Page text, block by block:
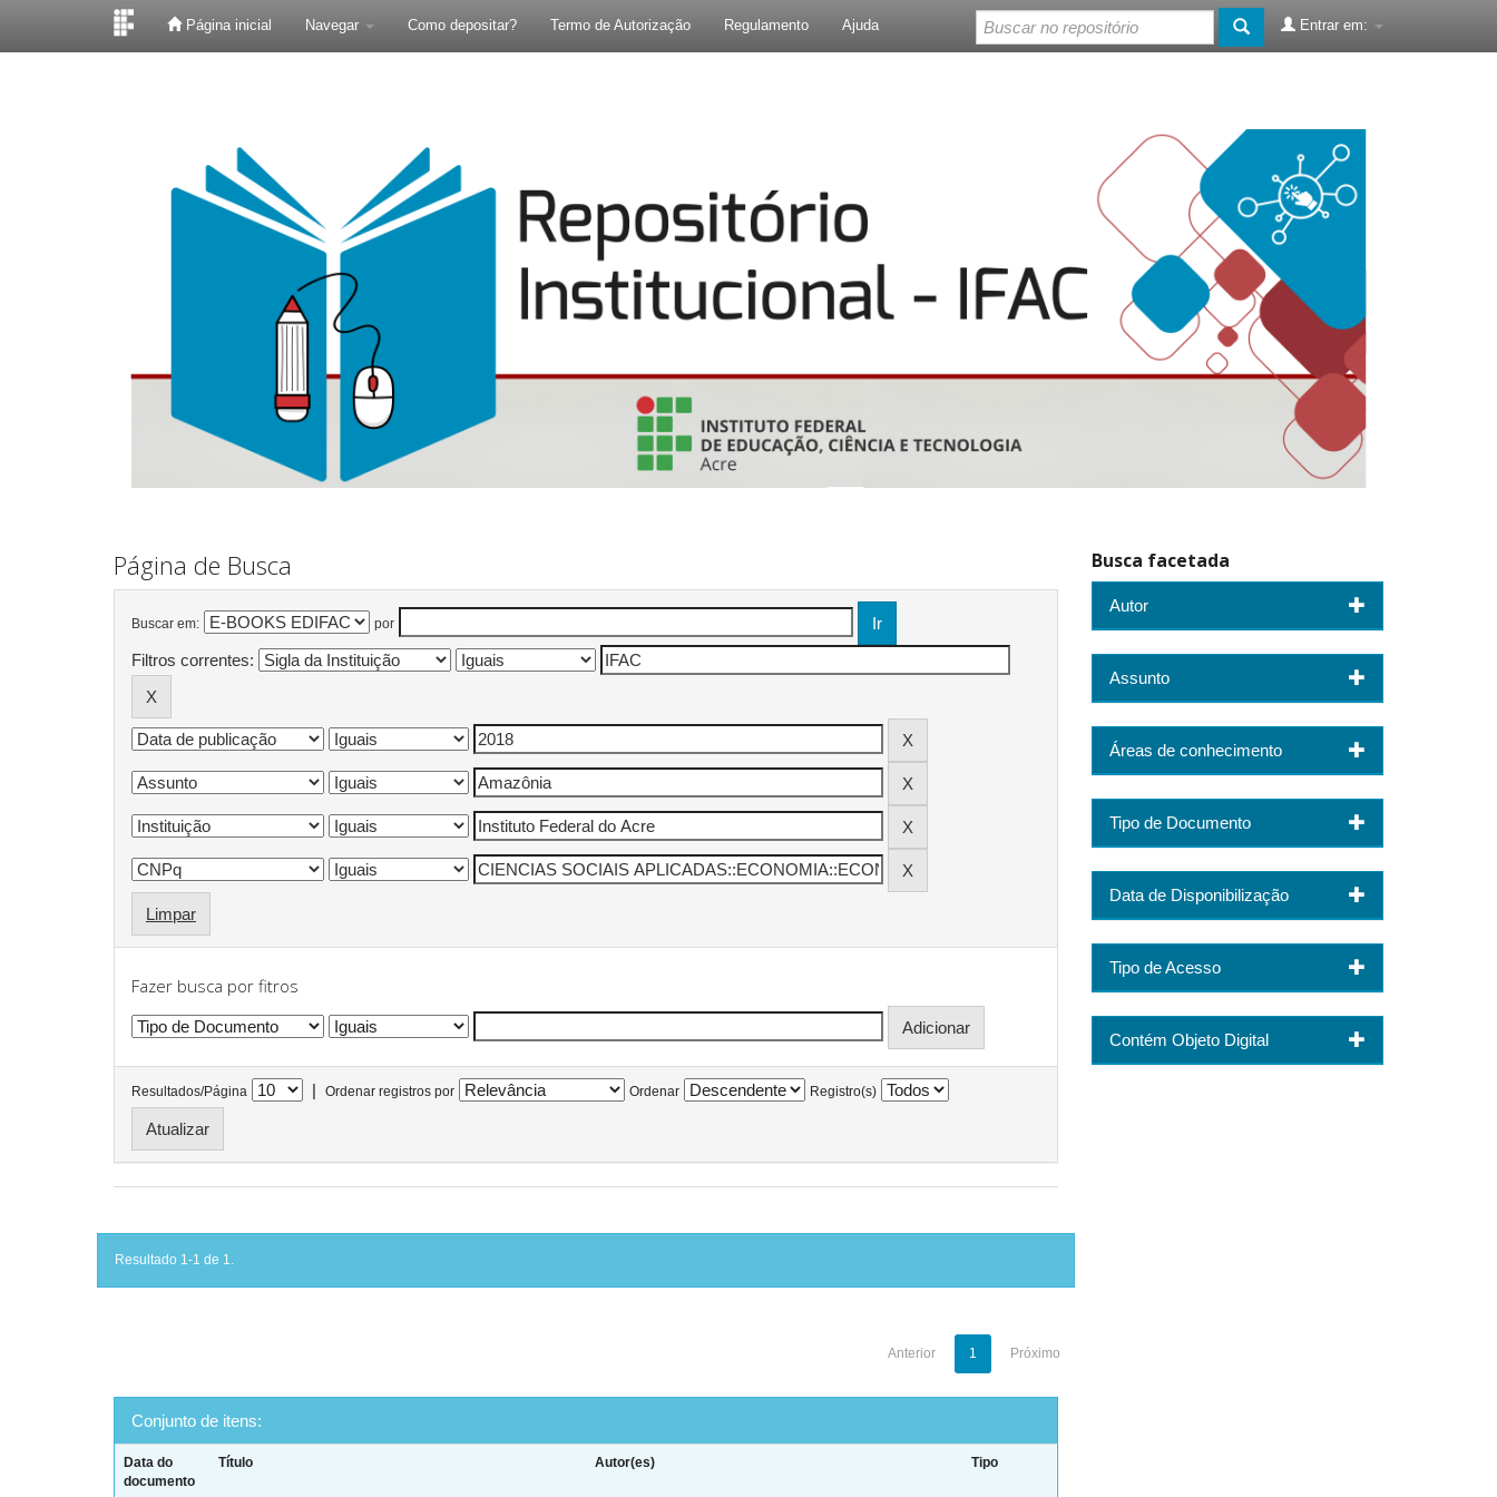
Página inicial Navegar Como depositar? Termo de Autorização Regulamento Ajuda Entrar em:
Página de Busca
Buscar em: por
Filtros correntes:
Limpar
Fazer busca por fitros
Resultados/Página | Ordenar registros por Ordenar Registro(s)
Resultado 1-1 de 1.
Anterior 1 Próximo
Conjunto de itens:
Data do
documento
Título Autor(es) Tipo
Busca facetada
Autor
Assunto
Áreas de conhecimento
Tipo de Documento
Data de Disponibilização
Tipo de Acesso
Contém Objeto Digital